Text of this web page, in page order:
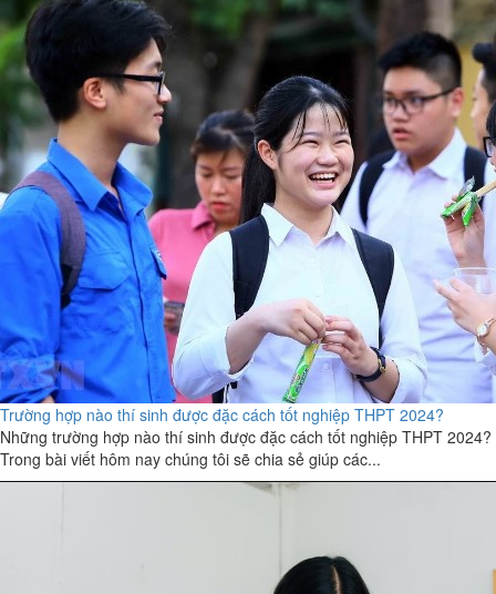
Trường hợp nào thí sinh được đặc cách tốt nghiệp THPT 2024?
Những trường hợp nào thí sinh được đặc cách tốt nghiệp THPT 2024?
Trong bài viết hôm nay chúng tôi sẽ chia sẻ giúp các...